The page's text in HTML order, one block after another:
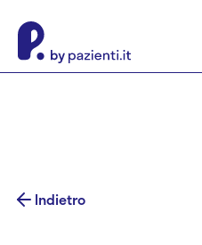
Indietro